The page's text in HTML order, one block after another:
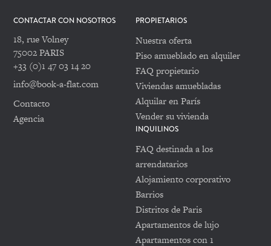
CONTACTAR CON NOSOTROS
18, rue Volney
75002 PARIS
+33 (0)1 47 03 14 20
info@book-a-flat.com
Contacto
Agencia
PROPIETARIOS
Nuestra oferta
Piso amueblado en alquiler
FAQ propietario
Viviendas amuebladas
Alquilar en París
Vender su vivienda
INQUILINOS
FAQ destinada a los
arrendatarios
Alojamiento corporativo
Barrios
Distritos de Paris
Apartamentos de lujo
Apartamentos con 1